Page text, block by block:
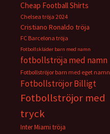
Cheap Football Shirts
Chelsea tröja 2024
Cristiano Ronaldo tröja
FC Barcelona tröja
Fotbollskläder barn med namn
fotbollströja med namn
Fotbollströjor barn med eget namn
Fotbollströjor Billigt
Fotbollströjor med
tryck
Inter Miami tröja